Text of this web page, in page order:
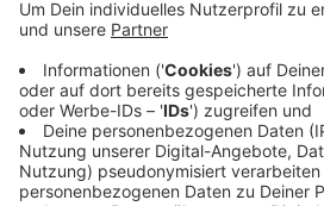
Das steht jetzt fest!
hatten durch schnelles
verhindert. Sie bemerkten Qualm
der Alten Ascheberger Straße,
Feuerwehr und schoben
Strohballen beladenen Anhänger